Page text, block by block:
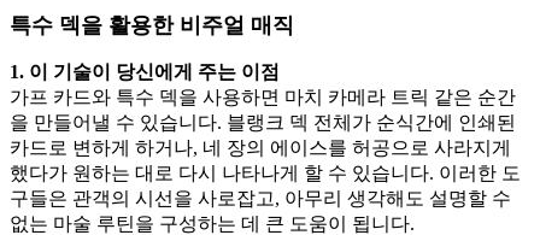
특수 덱을 활용한 비주얼 매직
1. 이 기술이 당신에게 주는 이점
가프 카드와 특수 덱을 사용하면 마치 카메라 트릭 같은 순간
을 만들어낼 수 있습니다. 블랭크 덱 전체가 순식간에 인쇄된
카드로 변하게 하거나, 네 장의 에이스를 허공으로 사라지게
했다가 원하는 대로 다시 나타나게 할 수 있습니다. 이러한 도
구들은 관객의 시선을 사로잡고, 아무리 생각해도 설명할 수
없는 마술 루틴을 구성하는 데 큰 도움이 됩니다.